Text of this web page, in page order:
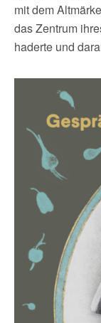
mit dem
das Zentrum
haderte und